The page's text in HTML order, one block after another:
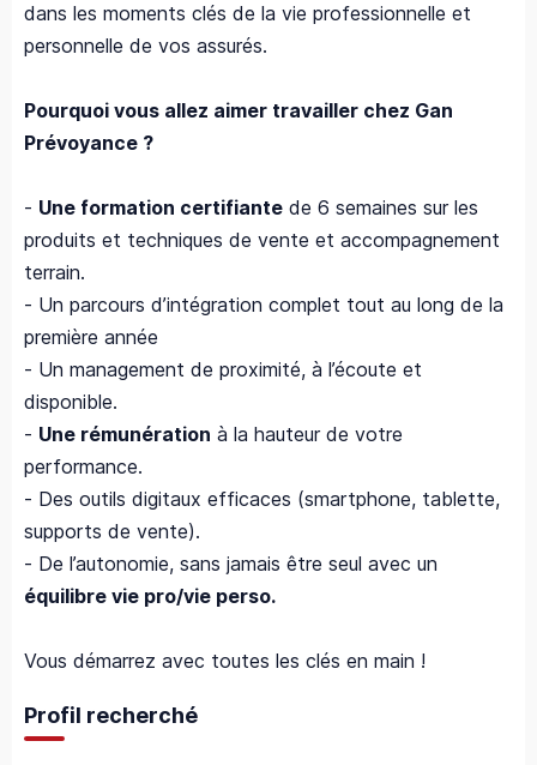
dans les moments clés de la vie professionnelle et
personnelle de vos assurés.
Pourquoi vous allez aimer travailler chez Gan
Prévoyance ?
- Une formation certifiante de 6 semaines sur les
produits et techniques de vente et accompagnement
terrain.
- Un parcours d’intégration complet tout au long de la
première année
- Un management de proximité, à l’écoute et
disponible.
- Une rémunération à la hauteur de votre
performance.
- Des outils digitaux efficaces (smartphone, tablette,
supports de vente).
- De l’autonomie, sans jamais être seul avec un
équilibre vie pro/vie perso.
Vous démarrez avec toutes les clés en main !
Profil recherché